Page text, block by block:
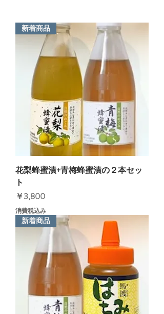
新着商品
花梨蜂蜜漬+青梅蜂蜜漬の２本セッ
ト
価格
￥3,800
消費税込み
新着商品